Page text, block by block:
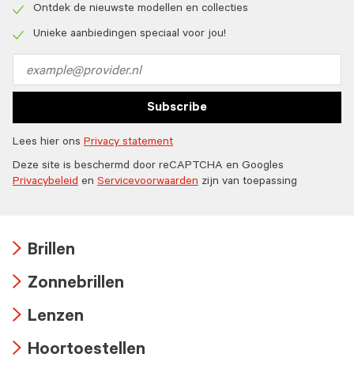
icon
icon
Ontdek de nieuwste modellen en collecties
Unieke aanbiedingen speciaal voor jou!
address
Subscribe
Lees hier ons Privacy statement
Deze site is beschermd door reCAPTCHA en Googles
Privacybeleid en Servicevoorwaarden zijn van toepassing
icon
Brillen
icon
Zonnebrillen
icon
Lenzen
Hoortoestellen